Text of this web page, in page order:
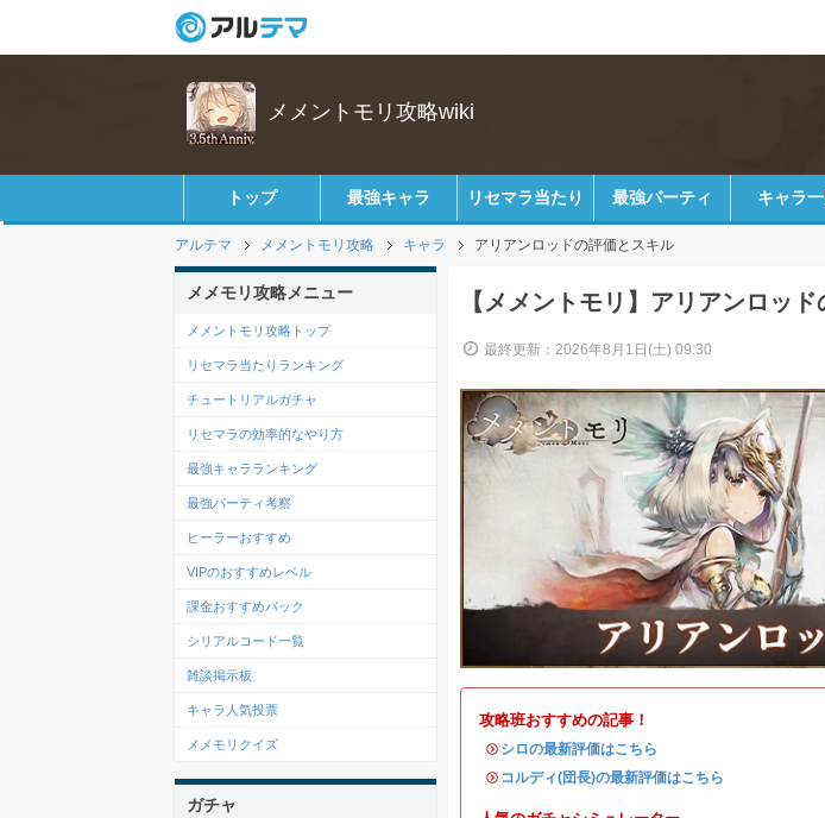
メメントモリ攻略wiki
トップ 最強キャラ リセマラ当たり 最強パーティ キャラ
アルテマ メメントモリ攻略 キャラ アリアンロッドの評価とスキル
【メメントモリ】アリアンロッ
最終更新：2026年8月1日(土) 09:30
攻略班おすすめの記事！
・ シロの最新評価はこちら
・ コルディ(団長)の最新評価はこちら
メメモリ攻略メニュー
メメントモリ攻略トップ
リセマラ当たりランキング
チュートリアルガチャ
リセマラの効率的なやり方
最強キャラランキング
最強パーティ考察
ヒーラーおすすめ
VIPのおすすめレベル
課金おすすめパック
シリアルコード一覧
雑談掲示板
キャラ人気投票
メメモリクイズ
ガチャ